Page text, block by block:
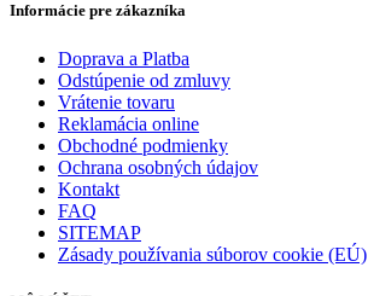
Informácie pre zákazníka
Doprava a Platba
Odstúpenie od zmluvy
Vrátenie tovaru
Reklamácia online
Obchodné podmienky
Ochrana osobných údajov
Kontakt
FAQ
SITEMAP
Zásady používania súborov cookie (EÚ)